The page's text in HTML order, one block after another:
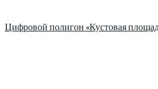
Цифровой полигон «Кустовая